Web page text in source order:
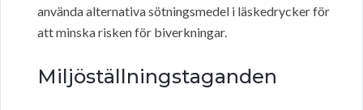
använda alternativa sötningsmedel i läskedrycker för
att minska risken för biverkningar.
Miljöställningstaganden